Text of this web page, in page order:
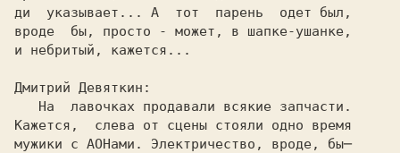
ди  указывает... А  тот  парень  одет был,
вроде  бы, просто - может, в шапке-ушанке,
и небритый, кажется...
Дмитрий Девяткин:
Кажется,  слева от сцены стояли одно время
мужики с АОНами. Электричество, вроде, бы─